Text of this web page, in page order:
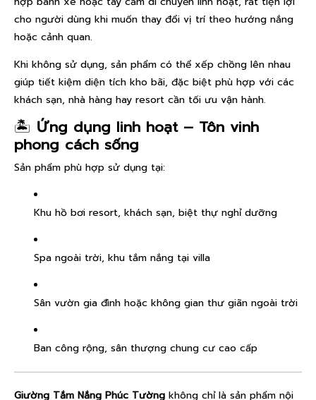
cho người dùng khi muốn thay đổi vị trí theo hướng nắng
hoặc cảnh quan.
Khi không sử dụng, sản phẩm có thể xếp chồng lên nhau
giúp tiết kiệm diện tích kho bãi, đặc biệt phù hợp với các
khách sạn, nhà hàng hay resort cần tối ưu vận hành.
🏝️ Ứng dụng linh hoạt – Tôn vinh
phong cách sống
Sản phẩm phù hợp sử dụng tại:
Khu hồ bơi resort, khách sạn, biệt thự nghỉ dưỡng
Spa ngoài trời, khu tắm nắng tại villa
Sân vườn gia đình hoặc không gian thư giãn ngoài trời
Ban công rộng, sân thượng chung cư cao cấp
Giường Tắm Nắng Phúc Tường không chỉ là sản phẩm nội